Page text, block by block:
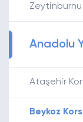
Zeytinburnu
Anadolu
Ataşehir
Beykoz